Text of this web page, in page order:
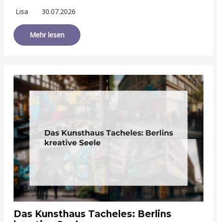
Lisa 30.07.2026
Mehr lesen
Das Kunsthaus Tacheles: Berlins